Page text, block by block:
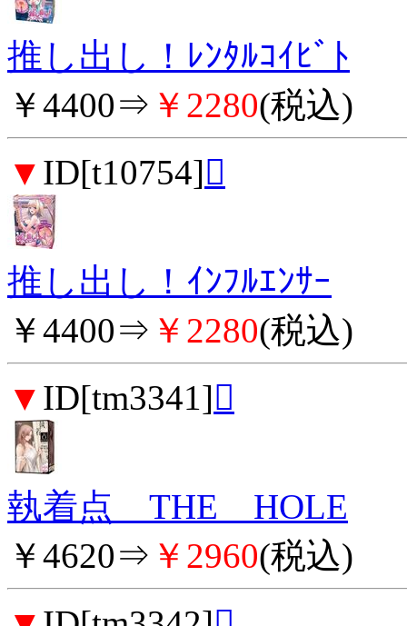
推し出し！ﾚﾝﾀﾙｺｲﾋﾞﾄ
￥4400⇒ ￥2280(税込)
▼ ID[t10754]
推し出し！ｲﾝﾌﾙｴﾝｻｰ
￥4400⇒ ￥2280(税込)
▼ ID[tm3341]
執着点 THE HOLE
￥4620⇒ ￥2960(税込)